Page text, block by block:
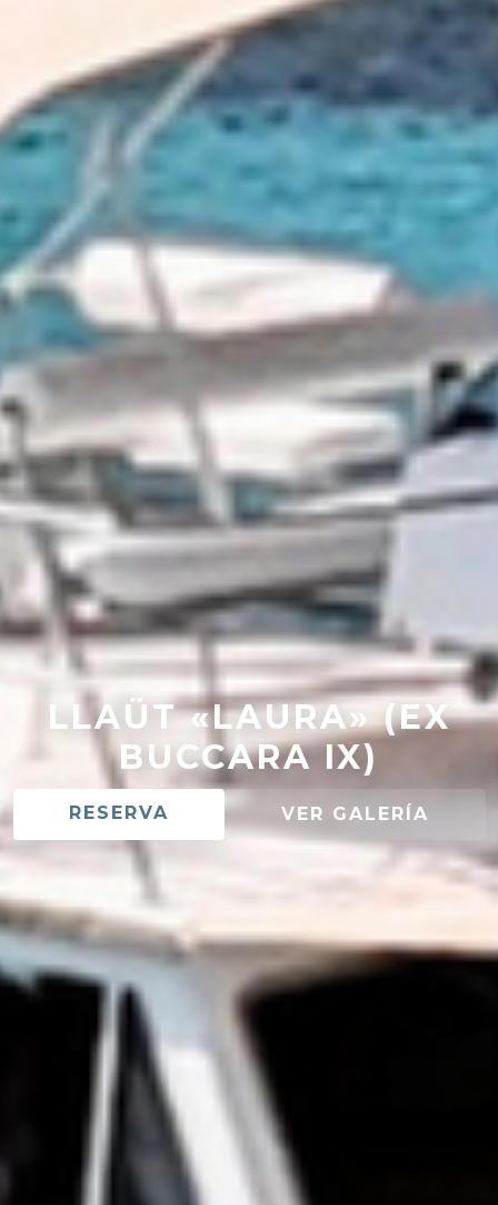
LLAÜT «LAURA» (EX
BUCCARA IX)
RESERVA VER GALERÍA